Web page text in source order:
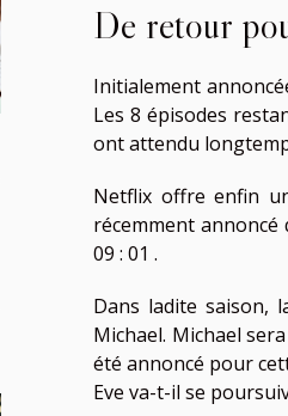
De retour
Initialement
Les 8 épisodes
ont attendu
Netflix offre enfin
récemment
09 : 01 .
Dans ladite saison,
Michael. Michael
été annoncé pour
Eve va-t-il se